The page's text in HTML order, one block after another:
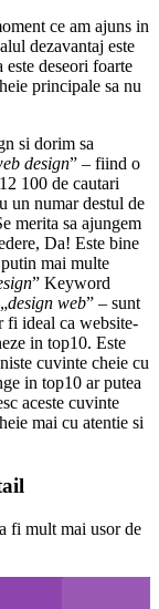
ce am ajuns in
dezavantaj este
deseori foarte
principale sa nu
si dorim sa
design” – fiind o
100 de cautari
un numar destul de
merita sa ajungem
Da! Este bine
mai multe
” Keyword
design web” – sunt
fi ideal ca website-
in top10. Este
cuvinte cheie cu
in top10 ar putea
aceste cuvinte
mai cu atentie si
fi mult mai usor de